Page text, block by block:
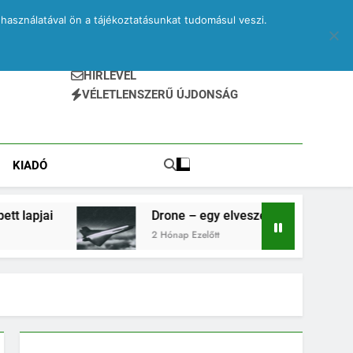
HÍRLEVÉL
VÉLETLENSZERŰ ÚJDONSÁG
KIADÓ
Drone – egy elveszett jegyzetfüzet kitépett lapjai
2 Hónap Ezelőtt
ön a tájékoztatásunkat tudomásul veszi.